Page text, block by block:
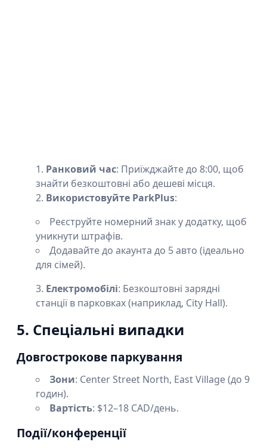
Ранковий час: Приїжджайте до 8:00, щоб
знайти безкоштовні або дешеві місця.
Використовуйте ParkPlus:
Реєструйте номерний знак у додатку, щоб
уникнути штрафів.
Додавайте до акаунта до 5 авто (ідеально
для сімей).
Електромобілі: Безкоштовні зарядні
станції в парковках (наприклад, City Hall).
5. Спеціальні випадки
Довгострокове паркування
Зони: Center Street North, East Village (до 9
годин).
Вартість: $12–18 CAD/день.
Події/конференції